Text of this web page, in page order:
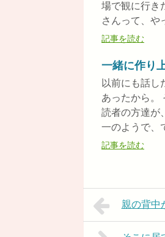
場で観に行き
さんって、や
記事を読む
一緒に作り
以前にも話し
あったから。
読者の方達が
一のようで、
記事を読む
親の背中